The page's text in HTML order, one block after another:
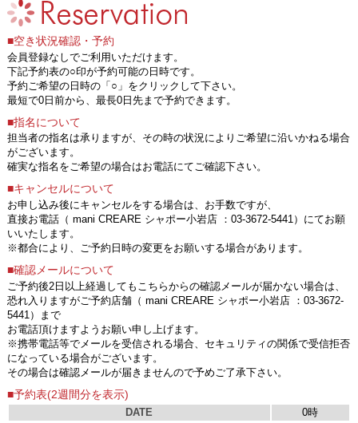
■空き状況確認・予約
会員登録なしでご利用いただけます。
下記予約表の○印が予約可能の日時です。
予約ご希望の日時の「○」をクリックして下さい。
最短で0日前から、最長0日先まで予約できます。
■指名について
担当者の指名は承りますが、その時の状況によりご希望に沿いかねる場合
がございます。
確実な指名をご希望の場合はお電話にてご確認下さい。
■キャンセルについて
お申し込み後にキャンセルをする場合は、お手数ですが、
直接お電話（ mani CREARE シャポー小岩店 ：03-3672-5441）にてお願
いいたします。
※都合により、ご予約日時の変更をお願いする場合があります。
■確認メールについて
ご予約後2日以上経過してもこちらからの確認メールが届かない場合は、
恐れ入りますがご予約店舗（ mani CREARE シャポー小岩店 ：03-3672-
5441）まで
お電話頂けますようお願い申し上げます。
※携帯電話等でメールを受信される場合、セキュリティの関係で受信拒否
になっている場合がございます。
その場合は確認メールが届きませんので予めご了承下さい。
■予約表(2週間分を表示)
DATE
0時